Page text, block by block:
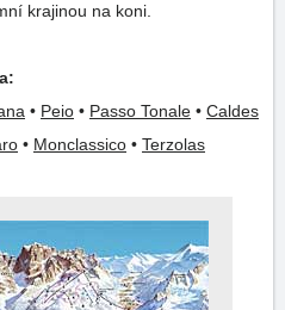
krajinou na koni.
• Peio • Passo Tonale • Caldes
• Monclassico • Terzolas